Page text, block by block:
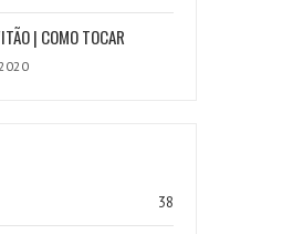
| COMO TOCAR
38